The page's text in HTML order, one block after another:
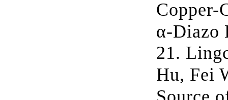
Copper-
α-Diazo
21.
Hu, Fei